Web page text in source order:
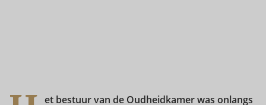
et bestuur van de Oudheidkamer was onlangs